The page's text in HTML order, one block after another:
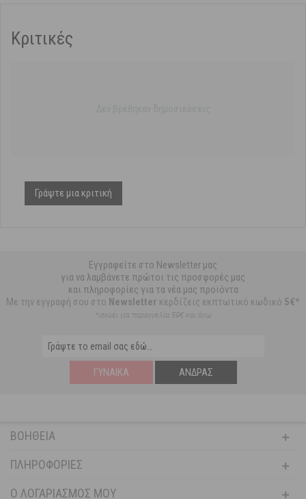
Κριτικές
Γράψτε μια κριτική
Εγγραφείτε στο Newsletter μας
για να λαμβάνετε πρώτοι τις προσφορές μας
και πληροφορίες για τα νέα μας προϊόντα
Με την εγγραφή σου στο Newsletter κερδίζεις εκπτωτικό κωδικό 5€*
*ισχύει για παραγγελία 59€ και άνω
ΓΥΝΑΊΚΑ ΆΝΔΡΑΣ
ΒΟΉΘΕΙΑ
ΠΛΗΡΟΦΟΡΊΕΣ
Ο ΛΟΓΑΡΙΑΣΜΌΣ ΜΟΥ